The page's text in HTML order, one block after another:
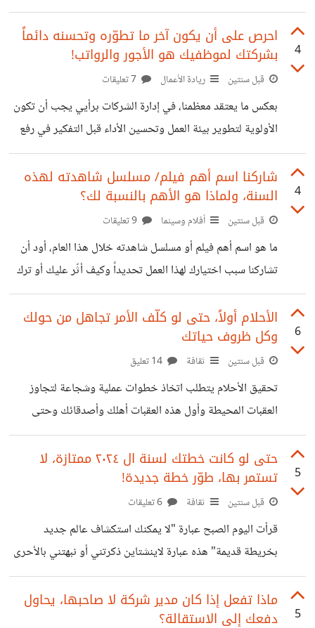
انطباع سلبي أو مشكلة أو تأثير كبير على سير الاجتماع؟
4
احرص على أن يكون آخر ما تطوّره وتحسنه دائماً
بشركتك لموظفيك هو الأجور والرواتب!
قبل سنتين ريادة الأعمال
بعكس ما يعتقد معظمنا، في إدارة الشركات برأيي يجب أن تكون
الأولوية لتطوير بيئة العمل وتحسين الأداء قبل التفكير في رفع
الأجور والرواتب. مثلاً، إذا كنت تدير وكالة تسويق ركز على
تحسين اللابتوبات وتطوير عمليات الإنتاج لتقليل الجهد البدني
والنفسي للموظفين وتحسين الجودة بالعمل كثيراً وسهولة العمل
نفسه، كذلك يمكن أن نعمل على تحسين التدريب وتطوير مهارات
الفريق لزيادة الكفاءة والإنتاجية. بمجرد تحقيق هذه التحسينات،
سنلاحظ زيادة الإيرادات واستدامة النمو مما يتيح لنا تقديم
4
شاركنا اسم أهم فيلم/ مسلسل شاهدته لهذه
السنة، ولماذا هو الأهم بالنسبة لك؟
قبل سنتين أفلام وسينما
ما هو اسم أهم فيلم أو مسلسل شاهدته خلال هذا العام، أود أن
تشاركنا سبب اختيارك لهذا العمل تحديداً وكيف أثّر عليك أو ترك
انطباع لديك.
6
الأحلام أولاً، حتى لو كلّف الأمر تجاهل من حولك
وكل ظروف حياتك
قبل سنتين ثقافة
تحقيق الأحلام يتطلب اتخاذ خطوات عملية وشجاعة لتجاوز
العقبات المحيطة وأول هذه العقبات أهلك وأصدقائك وحتى
متعتك الشخصية وتقاليد مجتمعك، التركيز على أهدافك أولاً
وأحلامك أولاً أهم لإنها هي اسمك، يعني من دون حلمك أنت لا
شيء ولا معنى لحياتك، وهذا يتطلب وضع خطة واضحة
ومحددة لما تريد إنجازه مع تقسيمها إلى خطوات صغيرة يمكن
تحقيقها وكل خطوة صغيرة سيقابلها عائق اجعله ثانوياً، فضّل
حلمك دائماً على ما سيخرج لك من أسئلة أخلاقية مزيفة
5
حتى لو كانت خطتك لسنة ال ٢٠٢٤ ممتازة، لا
تستمر بها، طوّر خطة جديدة!
قبل سنتين ثقافة
قرأت اليوم الصبح عبارة "لا يمكنك استكشاف عالم جديد
بخريطة قديمة" هذه عبارة لاينشتاين ذكرتني أو نبهتني بالأحرى
إلى أنه حتى لو كانت خطتي لسنة 2024 ممتازة ومليئة
بالأهداف الطموحة لا يجب أن أجعلها ثابتة دون تغيير، مع مرور
الوقت قد تظهر تحديات جديدة أو فرص غير متوقعة تستدعي
5
ماذا تفعل إذا كان مدير شركة لا صاحبها، يحاول
دفعك إلى الاستقالة؟